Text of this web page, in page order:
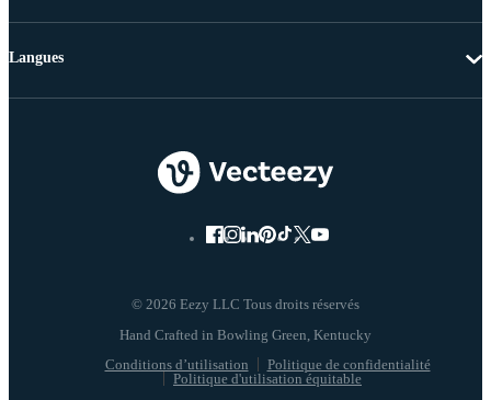
© 2026 Eezy LLC Tous droits réservés
Conditions d’utilisation
Politique de confidentialité
Politique d'utilisation équitable
Langues